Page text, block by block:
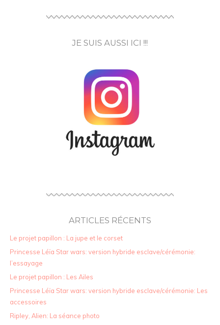
JE SUIS AUSSI ICI !!!
ARTICLES RÉCENTS
Le projet papillon : La jupe et le corset
Princesse Léïa Star wars: version hybride esclave/cérémonie:
l’essayage
Le projet papillon : Les Ailes
Princesse Léïa Star wars: version hybride esclave/cérémonie: Les
accessoires
Ripley, Alien: La séance photo